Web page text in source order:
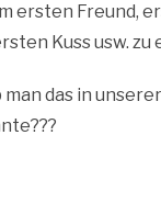
ersten Freund,
Kuss usw.
man das in